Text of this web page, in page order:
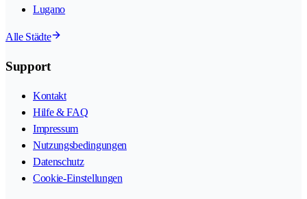
Lugano
Alle Städte
Support
Kontakt
Hilfe & FAQ
Impressum
Nutzungsbedingungen
Datenschutz
Cookie-Einstellungen